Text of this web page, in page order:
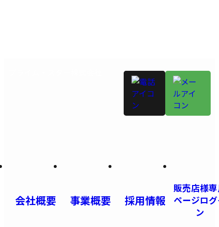
会社概要 事業概要 採用情報
販売店様
ページロ
ン